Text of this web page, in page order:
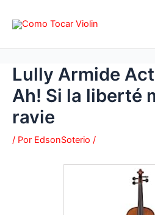
Lully Armide
Ah! Si la liberté
ravie
/ Por EdsonSoterio /